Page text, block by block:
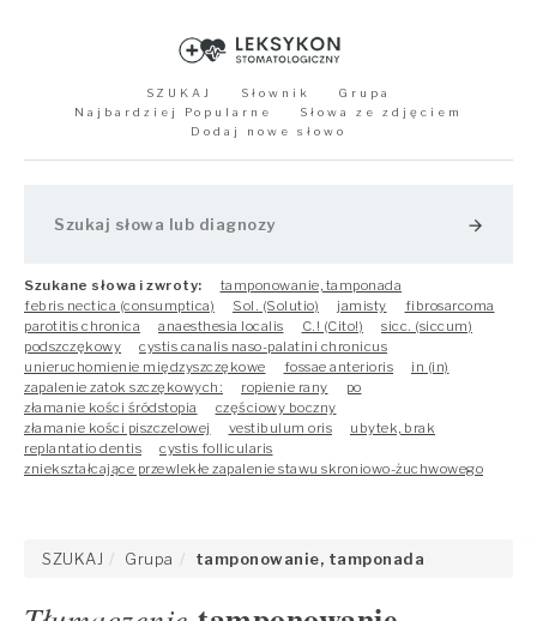
SZUKAJ Słownik
Grupa
Najbardziej Popularne
Słowa ze zdjęciem
Dodaj nowe słowo
arrow_forward
Szukane słowa i zwroty:
tamponowanie, tamponada
febris nectica (consumptica)
Sol. (Solutio) jamisty
fibrosarcoma
parotitis chronica
anaesthesia localis C.! (Cito!)
sicc. (siccum)
podszczękowy
cystis canalis naso-palatini chronicus
unieruchomienie międzyszczękowe
fossae anterioris
in (in)
zapalenie zatok szczękowych:
ropienie rany
po
złamanie kości śródstopia
częściowy boczny
złamanie kości piszczelowej
vestibulum oris
ubytek, brak
replantatio dentis
cystis follicularis
zniekształcające przewlekłe zapalenie stawu skroniowo-żuchwowego
SZUKAJ Grupa tamponowanie, tamponada